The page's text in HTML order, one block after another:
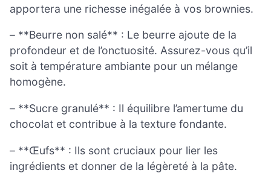
apportera une richesse inégalée à vos brownies.
– **Beurre non salé** : Le beurre ajoute de la
profondeur et de l’onctuosité. Assurez-vous qu’il
soit à température ambiante pour un mélange
homogène.
– **Sucre granulé** : Il équilibre l’amertume du
chocolat et contribue à la texture fondante.
– **Œufs** : Ils sont cruciaux pour lier les
ingrédients et donner de la légèreté à la pâte.